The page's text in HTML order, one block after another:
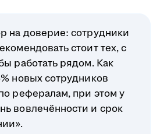
на доверие: сотрудники
стоит тех, с
работать рядом. Как
новых сотрудников
рефералам, при этом у
вовлечённости и срок